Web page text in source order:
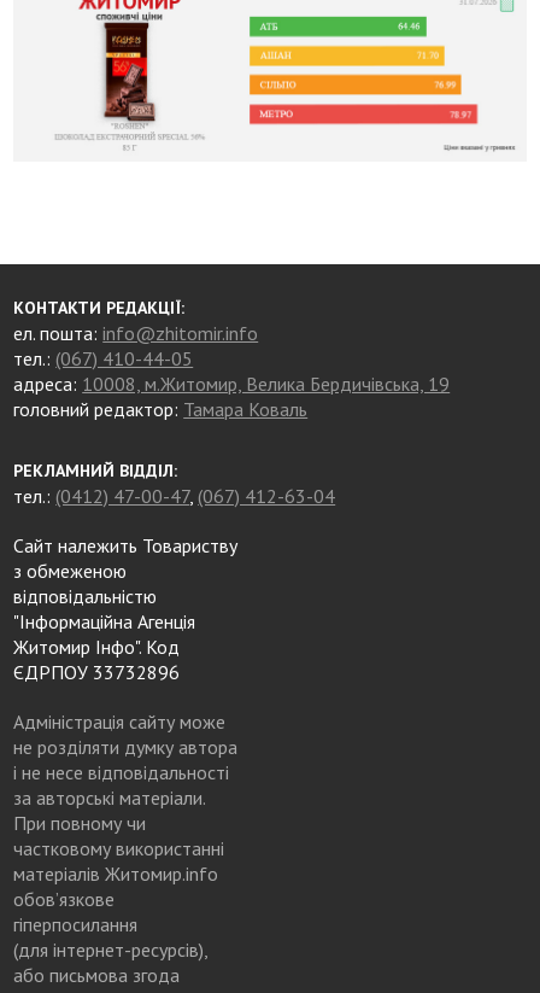
КОНТАКТИ РЕДАКЦІЇ:
ел. пошта:info@zhitomir.info
тел.: (067) 410-44-05
адреса: 10008, м.Житомир, Велика Бердичівська, 19
головний редактор: Тамара Коваль
РЕКЛАМНИЙ ВІДДІЛ:
тел.: (0412) 47-00-47, (067) 412-63-04
Сайт належить Товариству
з обмеженою
відповідальністю
"Інформаційна Агенція
Житомир Інфо". Код
ЄДРПОУ 33732896
Адміністрація сайту може
не розділяти думку автора
і не несе відповідальності
за авторські матеріали.
При повному чи
частковому використанні
матеріалів Житомир.info
обов’язкове
гіперпосилання
(для інтернет-ресурсів),
або письмова згода